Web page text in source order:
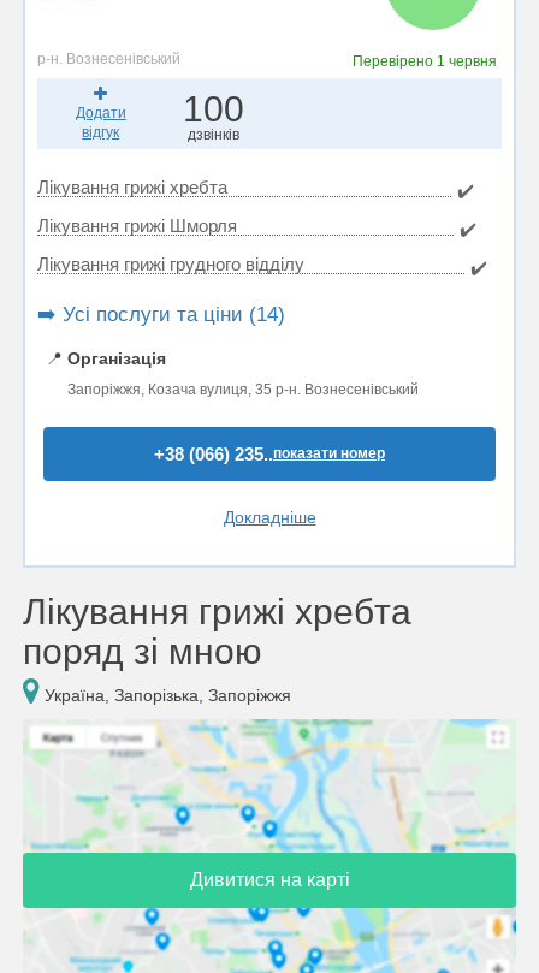
р-н. Вознесенівський Перевірено 1 червня
Додати
відгук
100
дзвінків
Лікування грижі хребта
✔️
Лікування грижі Шморля
✔️
Лікування грижі грудного відділу
✔️
➡️ Усі послуги та ціни (14)
📍 Організація
Запоріжжя, Козача вулиця, 35 р-н. Вознесенівський
+38 (066) 235..показати номер
Докладніше
Лікування грижі хребта
поряд зі мною
Україна, Запорізька, Запоріжжя
Дивитися на карті